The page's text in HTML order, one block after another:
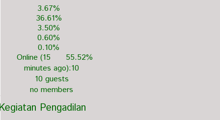
3.67%
36.61%
3.50%
0.60%
0.10%
55.52%
Online (15
minutes ago):10
10 guests
no members
Pengadilan